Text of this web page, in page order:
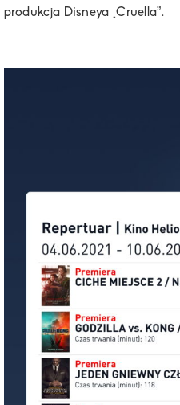
produkcja Disneya „Cruella”.